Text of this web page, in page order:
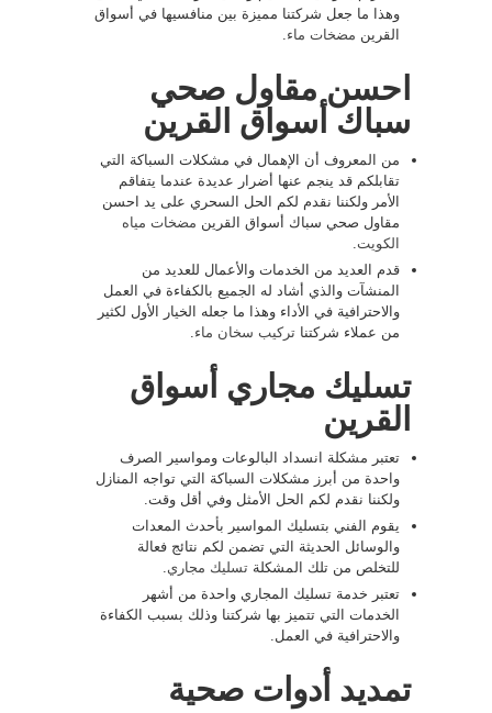
وهذا ما جعل شركتنا مميزة بين منافسيها في أسواق
القرين مضخات ماء.
احسن مقاول صحي
سباك أسواق القرين
من المعروف أن الإهمال في مشكلات السباكة التي
تقابلكم قد ينجم عنها أضرار عديدة عندما يتفاقم
الأمر ولكننا نقدم لكم الحل السحري على يد احسن
مقاول صحي سباك أسواق القرين مضخات مياه
الكويت.
قدم العديد من الخدمات والأعمال للعديد من
المنشآت والذي أشاد له الجميع بالكفاءة في العمل
والاحترافية في الأداء وهذا ما جعله الخيار الأول لكثير
من عملاء شركتنا تركيب سخان ماء.
تسليك مجاري أسواق
القرين
تعتبر مشكلة انسداد البالوعات ومواسير الصرف
واحدة من أبرز مشكلات السباكة التي تواجه المنازل
ولكننا نقدم لكم الحل الأمثل وفي أقل وقت.
يقوم الفني بتسليك المواسير بأحدث المعدات
والوسائل الحديثة التي تضمن لكم نتائج فعالة
للتخلص من تلك المشكلة تسليك مجاري.
تعتبر خدمة تسليك المجاري واحدة من أشهر
الخدمات التي تتميز بها شركتنا وذلك بسبب الكفاءة
والاحترافية في العمل.
تمديد أدوات صحية